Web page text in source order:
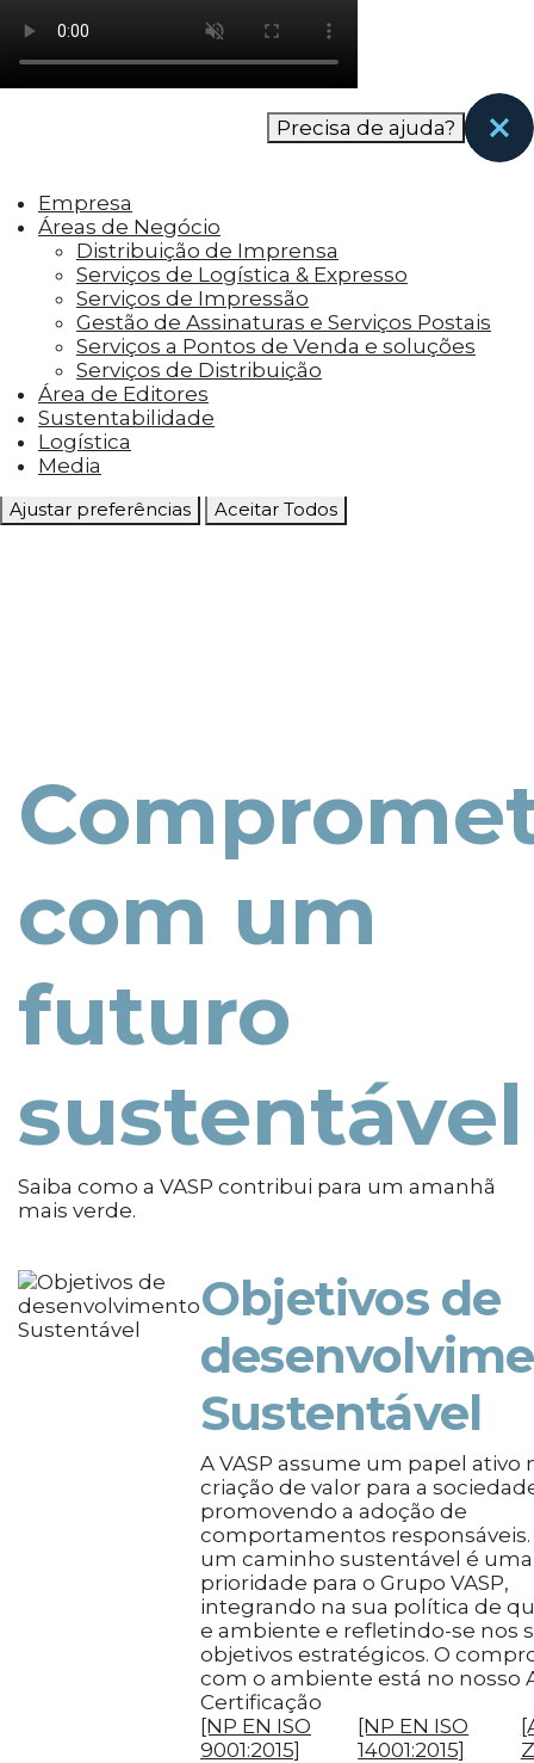
como os visitantes interagem com o site. Esses
cookies ajudam a fornecer informações sobre
as métricas do número de visitantes, taxa de
rejeição, origem do tráfego, etc.
funcionalidades, como compartilhar o
conteúdo do site em plataformas de social
media, coletar feedbacks e outros recursos de
terceiros.
Cookies Marketing
Os cookies de marketing são usados para
entregar aos visitantes anúncios
personalizados com base nas páginas que eles
visitaram antes e analisar a eficácia da
campanha publicitária.
Ajustar preferências Aceitar Todos
Precisa de ajuda?
Empresa
Áreas de Negócio
Distribuição de Imprensa
Serviços de Logística & Expresso
Serviços de Impressão
Gestão de Assinaturas e Serviços Postais
Serviços a Pontos de Venda e soluções
Serviços de Distribuição
Área de Editores
Sustentabilidade
Logística
Media
com um
futuro
sustentável
Saiba como a VASP contribui para um amanhã
mais verde.
Objetivos de
Sustentável
A VASP assume um papel ativo
criação de valor para a
promovendo a adoção de
comportamentos
um caminho sustentável é uma
prioridade para o Grupo VASP,
integrando na sua política de
e ambiente e refletindo-se nos
objetivos estratégicos. O
com o ambiente está no nosso
Certificação
[NP EN ISO
9001:2015]
[NP EN ISO
14001:2015]